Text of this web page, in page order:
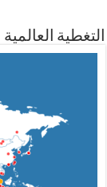
التغطية العالمية